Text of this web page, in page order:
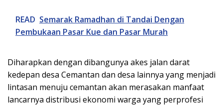
READ Semarak Ramadhan di Tandai Dengan
Pembukaan Pasar Kue dan Pasar Murah
Diharapkan dengan dibangunya akes jalan darat
kedepan desa Cemantan dan desa lainnya yang menjadi
lintasan menuju cemantan akan merasakan manfaat
lancarnya distribusi ekonomi warga yang perprofesi